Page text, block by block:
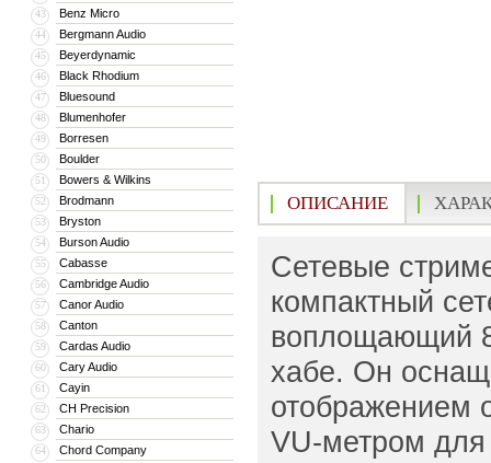
43 Benz Micro
44 Bergmann Audio
45 Beyerdynamic
46 Black Rhodium
47 Bluesound
48 Blumenhofer
49 Borresen
50 Boulder
51 Bowers & Wilkins
52 Brodmann
53 Bryston
54 Burson Audio
55 Cabasse
56 Cambridge Audio
57 Canor Audio
58 Canton
59 Cardas Audio
60 Cary Audio
61 Cayin
62 CH Precision
63 Chario
64 Chord Company
ОПИСАНИЕ
Сетевые
компактный
воплощающий
хабе. Он
отображением
VU-метром для